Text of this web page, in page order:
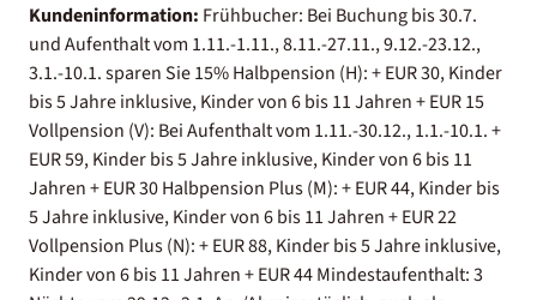
Kundeninformation: Frühbucher: Bei Buchung bis 30.7.
und Aufenthalt vom 1.11.-1.11., 8.11.-27.11., 9.12.-23.12.,
3.1.-10.1. sparen Sie 15% Halbpension (H): + EUR 30, Kinder
bis 5 Jahre inklusive, Kinder von 6 bis 11 Jahren + EUR 15
Vollpension (V): Bei Aufenthalt vom 1.11.-30.12., 1.1.-10.1. +
EUR 59, Kinder bis 5 Jahre inklusive, Kinder von 6 bis 11
Jahren + EUR 30 Halbpension Plus (M): + EUR 44, Kinder bis
5 Jahre inklusive, Kinder von 6 bis 11 Jahren + EUR 22
Vollpension Plus (N): + EUR 88, Kinder bis 5 Jahre inklusive,
Kinder von 6 bis 11 Jahren + EUR 44 Mindestaufenthalt: 3